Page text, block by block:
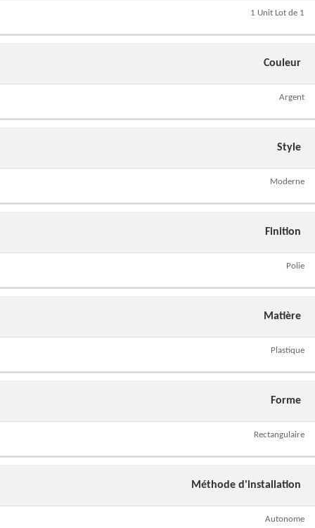
1 Unit Lot de 1
Couleur
Argent
Style
Moderne
Finition
Polie
Matière
Plastique
Forme
Rectangulaire
Méthode d'installation
Autonome